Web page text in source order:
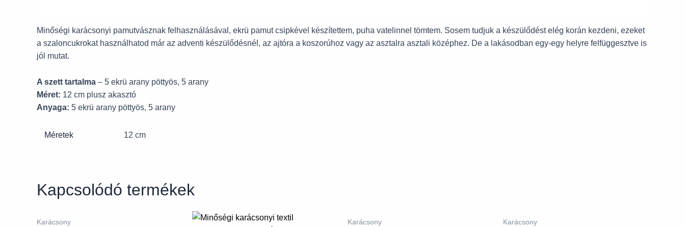
Minőségi karácsonyi pamutvásznak felhasználásával, ekrü pamut csipkével készítettem, puha vatelinnel tömtem. Sosem tudjuk a készülődést elég korán kezdeni, ezeket
a szaloncukrokat használhatod már az adventi készülődésnél, az ajtóra a koszorúhoz vagy az asztalra asztali középhez. De a lakásodban egy-egy helyre felfüggesztve is
jól mutat.
A szett tartalma – 5 ekrü arany pöttyös, 5 arany
Méret: 12 cm plusz akasztó
Anyaga: 5 ekrü arany pöttyös, 5 arany
Méretek 12 cm
Kapcsolódó termékek
Karácsony Karácsony Karácsony